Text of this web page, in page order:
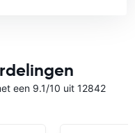
een 9.1/10 uit 12842